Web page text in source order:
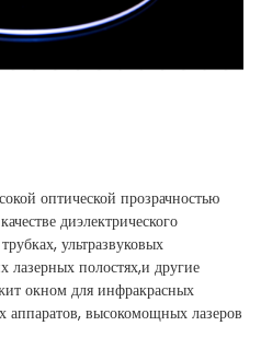
оптической прозрачностью
диэлектрического
ультразвуковых
лазерных полостях,и другие
окном для инфракрасных
аппаратов, высокомощных лазеров